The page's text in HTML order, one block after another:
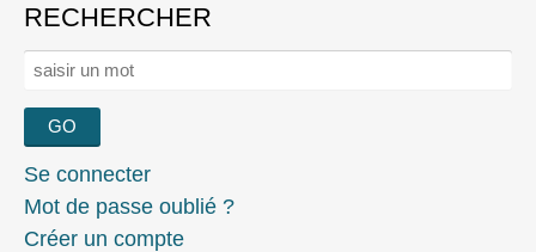
RECHERCHER
Rechercher :
Se connecter
Mot de passe oublié ?
Créer un compte